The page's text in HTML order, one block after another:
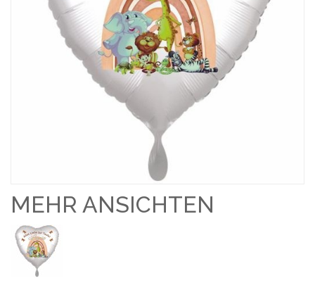
MEHR ANSICHTEN